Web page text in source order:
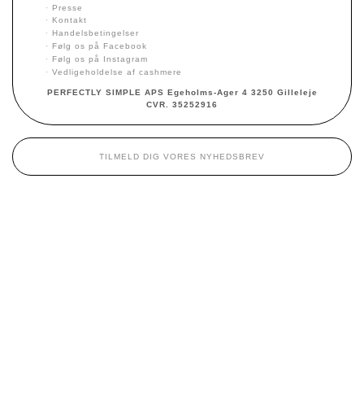
· Presse
·
Kontakt
· Handelsbetingelser
· Følg os på Facebook
·
Følg os på Instagram
· Vedligeholdelse af cashmere
PERFECTLY SIMPLE APS Egeholms-Ager 4 3250 Gilleleje
CVR. 35252916
TILMELD DIG VORES NYHEDSBREV